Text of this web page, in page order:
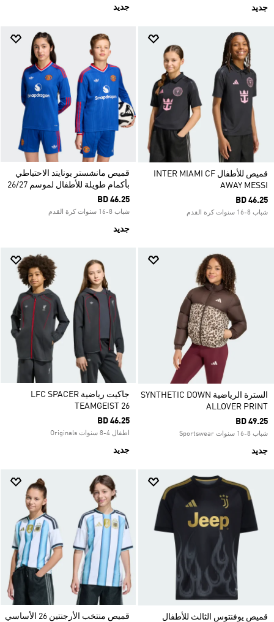
جديد جديد
قميص للأطفال INTER MIAMI CF
AWAY MESSI
BD 46.25
شباب 8-16 سنوات كرة القدم
قميص مانشستر يونايتد الاحتياطي
بأكمام طويلة للأطفال لموسم 26/27
BD 46.25
شباب 8-16 سنوات كرة القدم
جديد
السترة الرياضية SYNTHETIC DOWN
ALLOVER PRINT
BD 49.25
شباب 8-16 سنوات Sportswear
جديد
جاكيت رياضية LFC SPACER
TEAMGEIST 26
BD 46.25
اطفال 4-8 سنوات Originals
جديد
قميص يوفنتوس الثالث للأطفال
قميص منتخب الأرجنتين 26 الأساسي